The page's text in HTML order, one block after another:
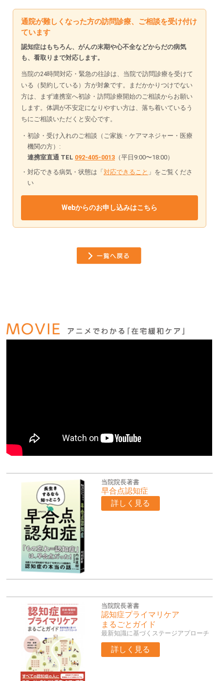
通院が難しくなった方の訪問診療、ご相談を受け付け
ています
認知症はもちろん、がんの末期や心不全などからだの病気
も、看取りまで対応します。
当院の24時間対応・緊急の往診は、当院で訪問診療を受けて
いる（契約している）方が対象です。まだかかりつけでない
方は、まず連携室へ初診・訪問診療開始のご相談からお願い
します。体調が不安定になりやすい方は、落ち着いているう
ちにご相談いただくと安心です。
初診・受け入れのご相談（ご家族・ケアマネジャー・医療
機関の方）:
連携室直通 TEL 092-405-0013 （平日9:00〜18:00）
対応できる病気・状態は「対応できること 」をご覧くださ
い
Webからのお申し込みはこちら
当院院長著書
早合点認知症
詳しく見る
当院院長著書
認知症プライマリケア
まるごとガイド
最新知識に基づくステージアプローチ
詳しく見る